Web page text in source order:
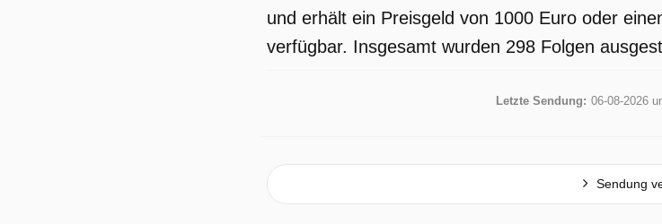
und erhält ein Preisgeld von 1000 Euro oder
verfügbar. Insgesamt wurden 298 Folgen
Letzte Sendung: 06-08-2026
Sendung